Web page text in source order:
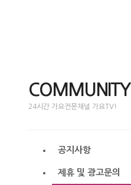
COMMUNITY
24시간 가요전문채널 가요TV!
공지사항
제휴 및 광고문의